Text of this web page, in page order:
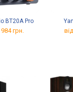
BT20A Pro
984 грн.